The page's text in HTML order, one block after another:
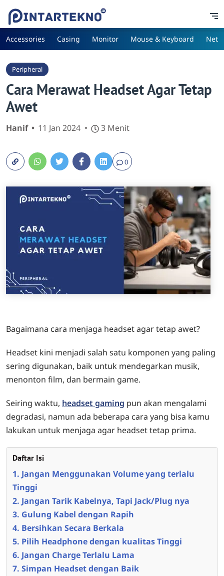
Accessories Casing Monitor Mouse & Keyboard
Peripheral
Cara Merawat Headset Agar Tetap
Awet
Hanif 11 Jan 2024 3 Menit
0
Bagaimana cara menjaga headset agar tetap awet?
Headset kini menjadi salah satu komponen yang paling
sering digunakan, baik untuk mendegarkan musik,
menonton film, dan bermain game.
Seiring waktu, headset gaming pun akan mengalami
degradasi, namun ada beberapa cara yang bisa kamu
lakukan untuk menjaga agar headset tetap prima.
Daftar Isi
1. Jangan Menggunakan Volume yang terlalu
Tinggi
2. Jangan Tarik Kabelnya, Tapi Jack/Plug nya
3. Gulung Kabel dengan Rapih
4. Bersihkan Secara Berkala
5. Pilih Headphone dengan kualitas Tinggi
6. Jangan Charge Terlalu Lama
7. Simpan Headset dengan Baik